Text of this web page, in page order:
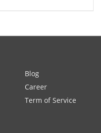
Blog
Career
Term of Service